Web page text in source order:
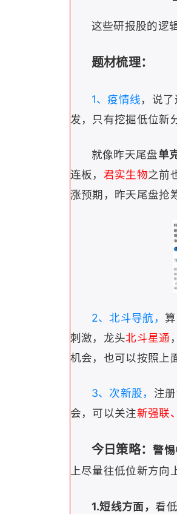
这些研报股的逻
题材梳理：
1、疫情线，说
发，只有挖掘低位新
就像昨天尾盘单
连板， 君实生物之前
涨预期，昨天尾盘抢
2、北斗导航，
刺激，龙头北斗星通
机会，也可以按照上
3、次新股， 注
会，可以关注新强联
今日策略：警
上尽量往低位新方向
1.短线方面，看